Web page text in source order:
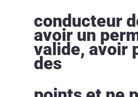
conducteur
avoir un
valide, avoir
des